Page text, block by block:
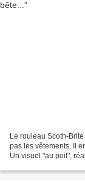
Le rouleau Scoth-
pas les vêtements. Il
Un visuel "au poil",